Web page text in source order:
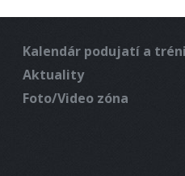
Kalendár podujatí a
Aktuality
Foto/Video zóna